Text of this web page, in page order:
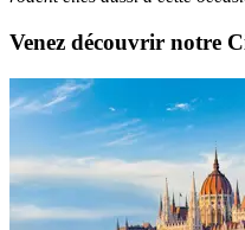
Venez découvrir notre